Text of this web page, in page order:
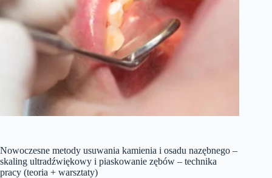
Nowoczesne metody usuwania kamienia i osadu nazębnego –
skaling ultradźwiękowy i piaskowanie zębów – technika
pracy (teoria + warsztaty)